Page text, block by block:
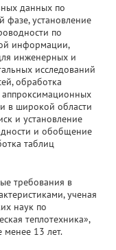
данных по
фазе, установление
по
информации,
инженерных и
исследований
обработка
в широкой области
и установление
и обобщение
таблиц
требования в
ученая
наук по
теплотехника»,
менее 13 лет.